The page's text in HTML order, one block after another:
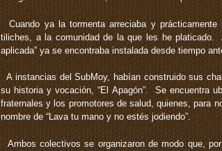
Cuando ya la tormenta arreciaba y
tiliches, a la comunidad de la que les he platicado.
aplicada” ya se encontraba instalada desde tiempo
A instancias del SubMoy, habían construido sus
su historia y vocación, “El Apagón”. Se encuentra
fraternales y los promotores de salud, quienes, para
nombre de “Lava tu mano y no estés jodiendo”.
Ambos colectivos se organizaron de modo que,